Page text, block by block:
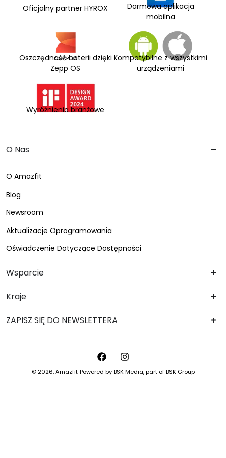
Darmowa aplikacja
mobilna
Oszczędność baterii dzięki
Zepp OS
Kompatybilne z wszystkimi
urządzeniami
Wyróżnienia branżowe
Oficjalny partner HYROX
O Nas
O Amazfit
Blog
Newsroom
Aktualizacje Oprogramowania
Oświadczenie Dotyczące Dostępności
Wsparcie
Kraje
ZAPISZ SIĘ DO NEWSLETTERA
© 2026,Amazfit Powered byBSK Media, part ofBSK Group